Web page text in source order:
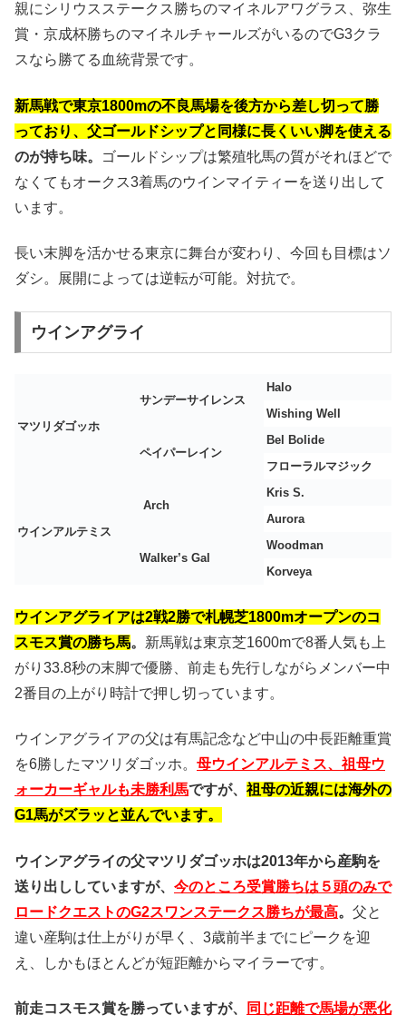
親にシリウスステークス勝ちのマイネルアワグラス、弥生
賞・京成杯勝ちのマイネルチャールズがいるのでG3クラ
スなら勝てる血統背景です。
新馬戦で東京1800mの不良馬場を後方から差し切って勝
っており、父ゴールドシップと同様に長くいい脚を使える
のが持ち味。
ゴールドシップは繁殖牝馬の質がそれほどで
なくてもオークス3着馬のウインマイティーを送り出して
います。
長い末脚を活かせる東京に舞台が変わり、今回も目標はソ
ダシ。展開によっては逆転が可能。対抗で。
ウインアグライ
マツリダゴッホ
サンデーサイレンス
Halo
Wishing Well
ペイパーレイン
Bel Bolide
フローラルマジック
ウインアルテミス
Arch
Kris S.
Aurora
Walker’s Gal
Woodman
Korveya
ウインアグライアは2戦2勝で札幌芝1800mオープンのコ
スモス賞の勝ち馬。 新馬戦は東京芝1600mで8番人気も上
がり33.8秒の末脚で優勝、前走も先行しながらメンバー中
2番目の上がり時計で押し切っています。
ウインアグライアの父は有馬記念など中山の中長距離重賞
を6勝したマツリダゴッホ。 母ウインアルテミス、祖母ウ
ォーカーギャルも未勝利馬ですが、 祖母の近親には海外の
G1馬がズラッと並んでいます。
ウインアグライの父マツリダゴッホは2013年から産駒を
送り出ししていますが、 今のところ受賞勝ちは５頭のみで
ロードクエストのG2スワンステークス勝ちが最高。 父と
違い産駒は仕上がりが早く、3歳前半までにピークを迎
え、しかもほとんどが短距離からマイラーです。
前走コスモス賞を勝っていますが、
同じ距離で馬場が悪化